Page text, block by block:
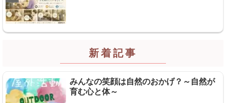
新着記事
みんなの笑顔は自然のおかげ？～自然が
育む心と体～